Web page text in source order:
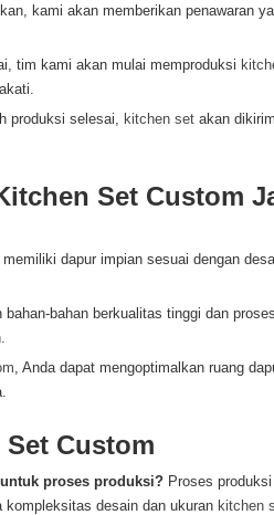
kami akan memberikan penawaran
tim kami akan mulai memproduksi
produksi selesai, kitchen setakan
Set Custom
dapur impian sesuai dengan
bahan berkualitas tinggi dan
, Anda dapat mengoptimalkan ruang
Custom
proses produksi?Proses produksi
kompleksitas desain dan ukuran kitchen